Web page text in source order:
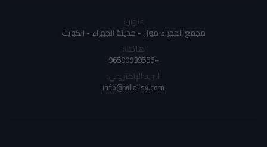
عنوان:
مجمع الجهراء مول - مدينة الجهراء - الكويت
هاتف:
+96590939556
البريد الإلكتروني:
info@villa-sy.com